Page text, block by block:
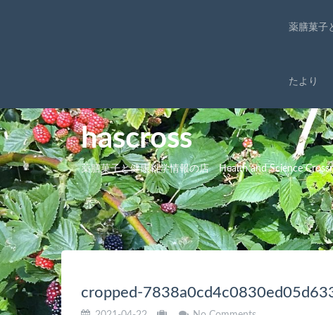
薬膳菓子
たより
hascross
薬膳菓子と健康科学情報の店 Health and Science
cropped-